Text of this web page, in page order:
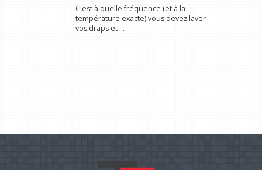
C'est à quelle fréquence (et à la
température exacte) vous devez laver
vos draps et ...